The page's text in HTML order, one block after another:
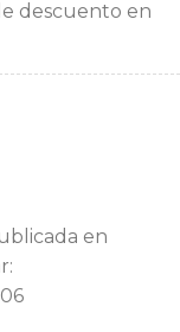
descuento en
en